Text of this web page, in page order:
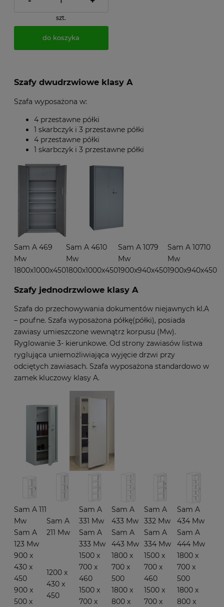
szt.
do koszyka
Szafy dwudrzwiowe klasy A
Szafa wyposażona w:
4 przestawne półki
1 skarbczyk i 3 przestawne półki
4 przestawne półki
1 skarbczyk i 3 przestawne półki
Sam A 469
Mw
Sam A 4610
Mw
Sam A 1079
Mw
Sam A 10710
Mw
1800x1000x4501800x1000x4501900x940x4501900x940x450
Szafy jednodrzwiowe klasy A
Szafa do przechowywania dokumentów niejawnych kl.A
– poufne. Szafa wyposażona półkę(półki), posiada
zawiasy umieszczone wewnątrz korpusu (Mw).
Ryglowanie 3- kierunkowe. Od strony zawiasów listwa
ryglująca uniemożliwiająca wyjęcie drzwi przy
odciętych zawiasach. Szafa wyposażona standardowo w
zamek kluczowy klasy A.
Sam A 111
Mw
Sam A
123 Mw
Sam A
211 Mw
Sam A
331 Mw
Sam A
333 Mw
Sam A
433 Mw
Sam A
443 Mw
Sam A
332 Mw
Sam A
334 Mw
Sam A
434 Mw
Sam A
444 Mw
900 x
430 x
450
900 x
500 x
1200 x
430 x
450
1500 x
700 x
460
1500 x
700 x
1800 x
700 x
500
1800 x
800 x
1500 x
700 x
460
1500 x
700 x
1800 x
700 x
500
1800 x
800 x